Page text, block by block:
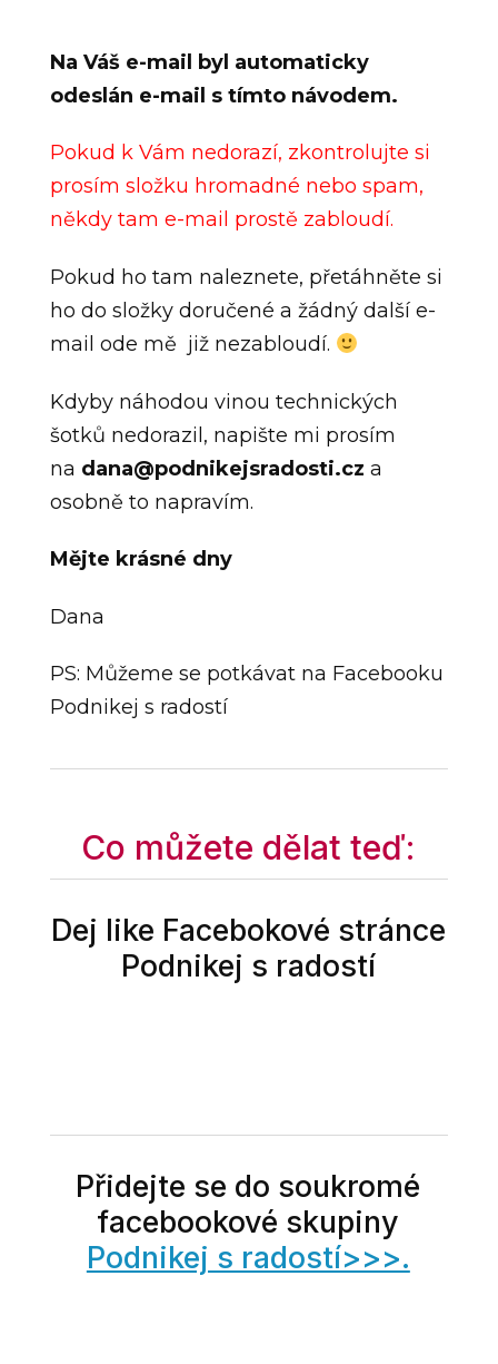
Na Váš e-mail byl automaticky
odeslán e-mail s tímto návodem.
Pokud k Vám nedorazí, zkontrolujte si
prosím složku hromadné nebo spam,
někdy tam e-mail prostě zabloudí.
Pokud ho tam naleznete, přetáhněte si
ho do složky doručené a žádný další e-
mail ode mě již nezabloudí.
Kdyby náhodou vinou technických
šotků nedorazil, napište mi prosím
na dana@podnikejsradosti.cz a
osobně to napravím.
Mějte krásné dny
Dana
PS: Můžeme se potkávat na Facebooku
Podnikej s radostí
Co můžete dělat teď:
Dej like Facebokové stránce
Podnikej s radostí
Přidejte se do soukromé
facebookové skupiny
Podnikej s radostí>>>.